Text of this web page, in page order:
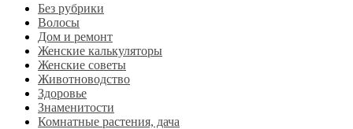
Без рубрики
Волосы
Дом и ремонт
Женские калькуляторы
Женские советы
Животноводство
Здоровье
Знаменитости
Комнатные растения, дача